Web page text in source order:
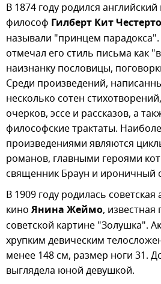
В 1874 году родился
философ Гилберт Кит
называли "принцем
отмечал его стиль письма как
наизнанку пословицы,
Среди произведений,
несколько сотен
очерков, эссе и рассказов, а
философские трактаты.
произведениями являются
романов, главными героями
священник Браун и ироничный
В 1909 году родилась советская
кино Янина Жеймо,
советской картине "Золушка".
хрупким девическим
менее 148 см, размер ноги 31.
выглядела юной девушкой.